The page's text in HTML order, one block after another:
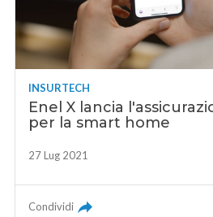
INSURTECH
Enel X lancia
per la smart home
27 Lug 2021
Condividi